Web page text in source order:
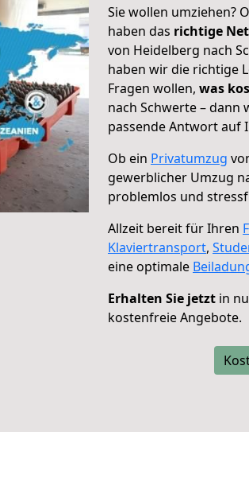
Sie wollen umziehen?
haben das richtige
von Heidelberg nach
haben wir die richtige
Fragen wollen, was
nach Schwerte – dann
passende Antwort auf
Ob ein Privatumzug
gewerblicher Umzug
problemlos und
Allzeit bereit für Ihren
Klaviertransport,
eine optimale
Erhalten Sie jetzt in
kostenfreie Angebote.